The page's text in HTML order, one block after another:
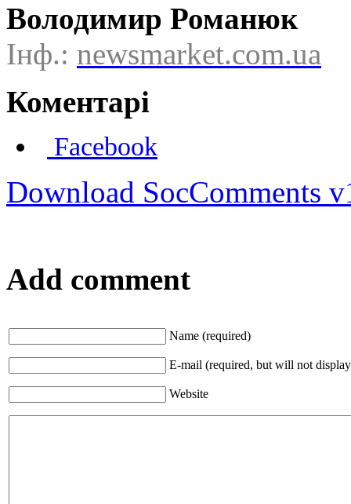
Володимир Романюк
Інф.: newsmarket.com.ua
Коментарі
Facebook
Download SocComments
Add comment
Name (required)
E-mail (required, but will not
Website